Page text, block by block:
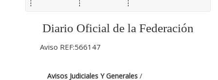
Diario Oficial de la Federación
Aviso REF:566147
Avisos Judiciales Y Generales /